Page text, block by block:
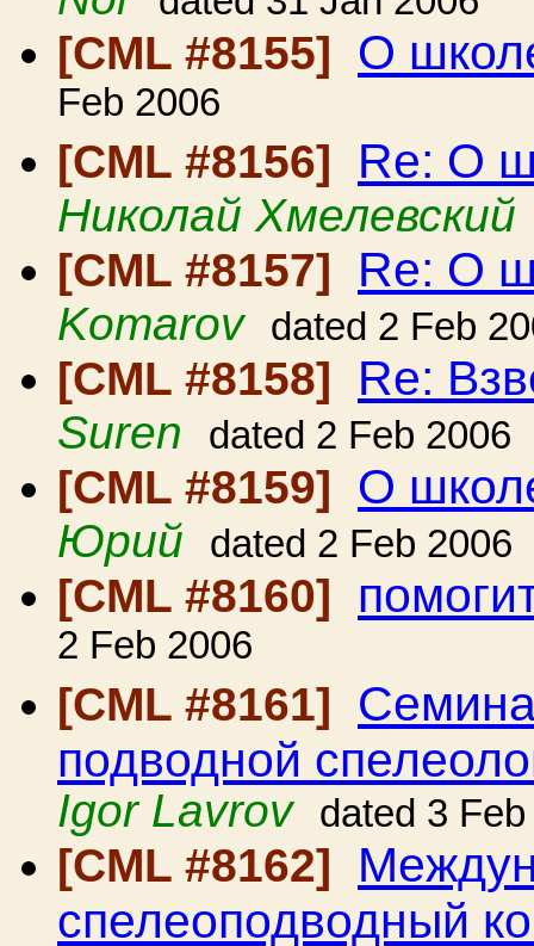
[CML #8155] О
Feb 2006
[CML #8156]
Re: О
Николай Хмелевский
[CML #8157]
Re: О
Komarov dated 2 Feb
[CML #8158] Re:
Suren dated 2 Feb 2006
[CML #8159] О
Юрий dated 2 Feb 2006
[CML #8160]
2 Feb 2006
[CML #8161]
подводной
Igor Lavrov
dated 3
[CML #8162]
спелеоподводный